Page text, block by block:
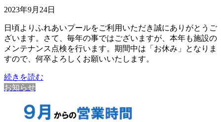
2023年9月24日
日頃よりふれあいプールをご利用いただき誠にありがとうご
ざいます。さて、毎年の事ではございますが、本年も施設の
メンテナンス点検を行います。期間中は「お休み」となりま
すので、何卒よろしくお願いいたします。
続きを読む
お知らせ